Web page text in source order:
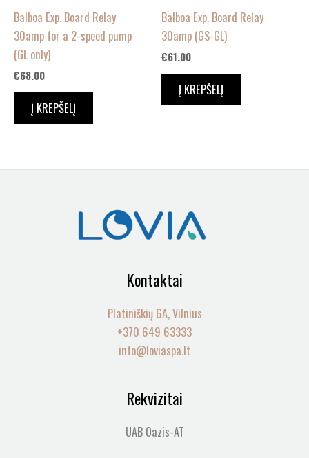
Balboa Exp. Board Relay
30amp for a 2-speed pump
(GL only)
€68.00
Į KREPŠELĮ
Balboa Exp. Board Relay
30amp (GS-GL)
€61.00
Į KREPŠELĮ
Kontaktai
Platiniškių 6A, Vilnius
+370 649 63333
info@loviaspa.lt
Rekvizitai
UAB Oazis-AT